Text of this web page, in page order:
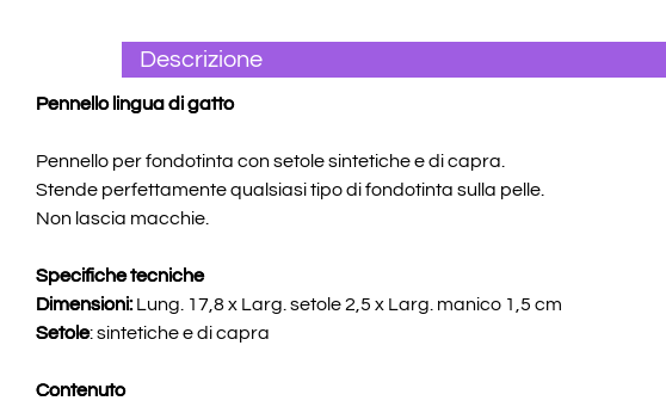
Descrizione
Pennello lingua di gatto
Pennello per fondotinta con setole sintetiche e di capra.
Stende perfettamente qualsiasi tipo di fondotinta sulla pelle.
Non lascia macchie.
Specifiche tecniche
Dimensioni:Lung. 17,8 x Larg. setole 2,5 x Larg. manico 1,5 cm
Setole: sintetiche e di capra
Contenuto